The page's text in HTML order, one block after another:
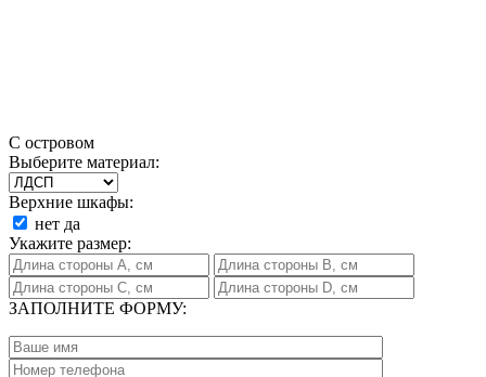
С островом
Выберите материал:
Верхние шкафы:
нет да
Укажите размер:
ЗАПОЛНИТЕ ФОРМУ: